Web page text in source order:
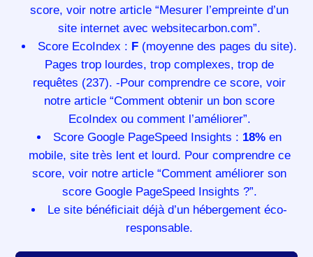
score, voir notre article “Mesurer l’empreinte d’un
site internet avec websitecarbon.com”.
Score EcoIndex : F (moyenne des pages du site).
Pages trop lourdes, trop complexes, trop de
requêtes (237). -Pour comprendre ce score, voir
notre article “Comment obtenir un bon score
EcoIndex ou comment l’améliorer”.
Score Google PageSpeed Insights : 18% en
mobile, site très lent et lourd. Pour comprendre ce
score, voir notre article “Comment améliorer son
score Google PageSpeed Insights ?”.
Le site bénéficiait déjà d’un hébergement éco-
responsable.